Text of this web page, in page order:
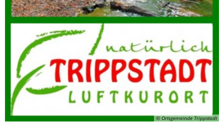
© Ortsgemeinde Trippstadt